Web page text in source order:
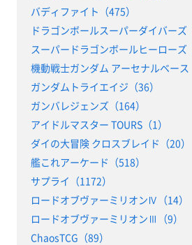
バディファイト（475）
ドラゴンボールスーパーダイバーズ
スーパードラゴンボールヒーローズ
機動戦士ガンダム アーセナルベース
ガンダムトライエイジ（36）
ガンバレジェンズ（164）
アイドルマスター TOURS（1）
ダイの大冒険 クロスブレイド（20）
艦これアーケード（518）
サプライ（1172）
ロードオブヴァーミリオンⅣ（14）
ロードオブヴァーミリオンⅢ（9）
ChaosTCG（89）